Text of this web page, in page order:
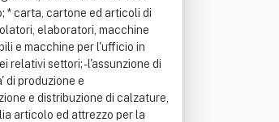
* carta, cartone ed articoli di
elaboratori, macchine
e macchine per l'ufficio in
settori; - l'assunzione di
di produzione e
e distribuzione di calzature,
articolo ed attrezzo per la